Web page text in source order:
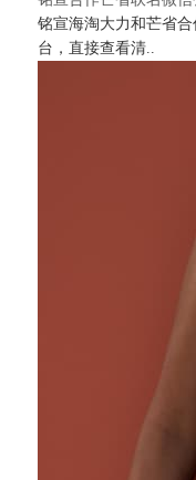
铭宣海淘大力和芒省
台，直接查看清..